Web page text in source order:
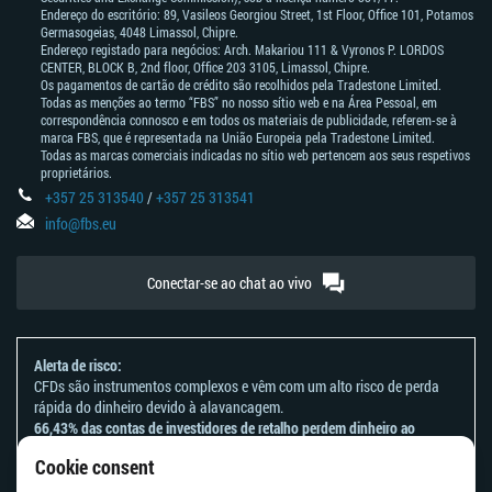
Cookie consent
Endereço do escritório: 89, Vasileos Georgiou Street, 1st Floor, Office 101, Potamos
Germasogeias, 4048 Limassol, Chipre.
Endereço registado para negócios: Arch. Makariou 111 & Vyronos Р. LORDOS
CENTER, BLOCK В, 2nd floor, Office 203 3105, Limassol, Chipre.
Os pagamentos de cartão de crédito são recolhidos pela Tradestone Limited.
Todas as menções ao termo “FBS” no nosso sítio web e na Área Pessoal, em
correspondência connosco e em todos os materiais de publicidade, referem-se à
marca FBS, que é representada na União Europeia pela Tradestone Limited.
Todas as marcas comerciais indicadas no sítio web pertencem aos seus respetivos
proprietários.
+357 25 313540/+357 25 313541
info@fbs.eu
Conectar-se ao chat ao vivo
Alerta de risco:
CFDs são instrumentos complexos e vêm com um alto risco de perda
rápida do dinheiro devido à alavancagem.
66,43% das contas de investidores de retalho perdem dinheiro ao
Deve considerar se entende como funcionam os CFDs e se tem